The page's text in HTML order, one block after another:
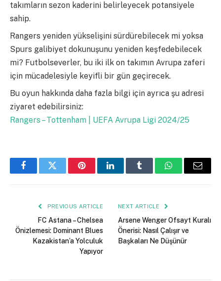
takımların sezon kaderini belirleyecek potansiyele
sahip.
Rangers yeniden yükselişini sürdürebilecek mi yoksa
Spurs galibiyet dokunuşunu yeniden keşfedebilecek
mi? Futbolseverler, bu iki ilk on takımın Avrupa zaferi
için mücadelesiyle keyifli bir gün geçirecek.
Bu oyun hakkında daha fazla bilgi için ayrıca şu adresi
ziyaret edebilirsiniz:
Rangers – Tottenham | UEFA Avrupa Ligi 2024/25
FacebookTwitter PinterestLinkedInTumblr WhatsAppEmail
PREVIOUS ARTICLE
FC Astana – Chelsea
Önizlemesi: Dominant Blues
Kazakistan’a Yolculuk
Yapıyor
NEXT ARTICLE
Arsene Wenger Ofsayt Kuralı
Önerisi: Nasıl Çalışır ve
Başkaları Ne Düşünür